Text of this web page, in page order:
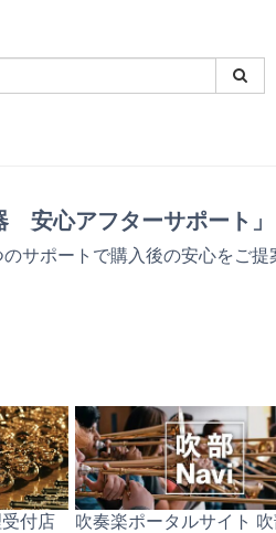
安心アフターサポート」
サポートで購入後の安心をご提
付店
吹奏楽ポータルサイト